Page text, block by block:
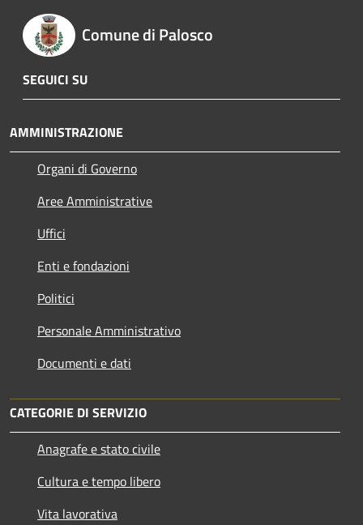
Comune di Palosco
SEGUICI SU
AMMINISTRAZIONE
Organi di Governo
Aree Amministrative
Uffici
Enti e fondazioni
Politici
Personale Amministrativo
Documenti e dati
CATEGORIE DI SERVIZIO
Anagrafe e stato civile
Cultura e tempo libero
Vita lavorativa